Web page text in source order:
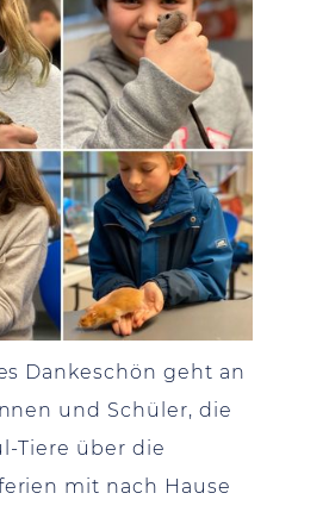
Dankeschön geht an
und Schüler, die
Tiere über die
mit nach Hause